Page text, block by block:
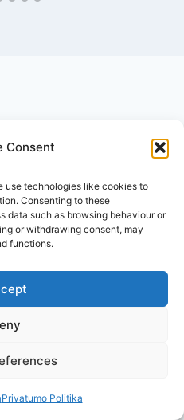
Consent
use technologies like cookies to
Consenting to these
data such as browsing behaviour or
or withdrawing consent, may
functions.
Privatumo Politika
published.
Required fields are